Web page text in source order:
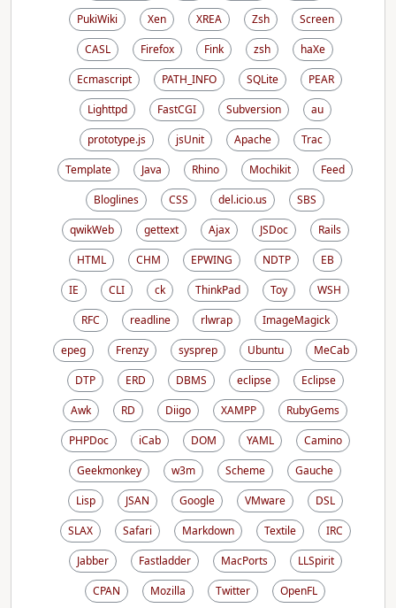
PukiWiki
Xen XREA Zsh
Screen
CASL
Firefox Fink zsh
haXe
Ecmascript
PATH_INFO SQLite
PEAR
Lighttpd
FastCGI Subversion
au
prototype.js
jsUnit Apache
Trac
Template
Java Rhino Mochikit
Feed
Bloglines
CSS del.icio.us
SBS
qwikWeb
gettext Ajax JSDoc
Rails
HTML
CHM EPWING NDTP
EB
IE
CLI ck ThinkPad Toy
WSH
RFC
readline rlwrap
ImageMagick
epeg
Frenzy sysprep Ubuntu
MeCab
DTP
ERD DBMS eclipse
Eclipse
Awk
RD Diigo XAMPP
RubyGems
PHPDoc
iCab DOM YAML
Camino
Geekmonkey
w3m Scheme
Gauche
Lisp
JSAN Google VMware
DSL
SLAX
Safari Markdown Textile
IRC
Jabber
Fastladder MacPorts
LLSpirit
CPAN
Mozilla Twitter
OpenFL